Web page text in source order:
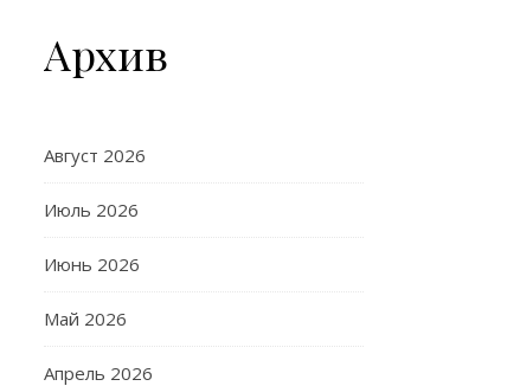
Архив
Август 2026
Июль 2026
Июнь 2026
Май 2026
Апрель 2026